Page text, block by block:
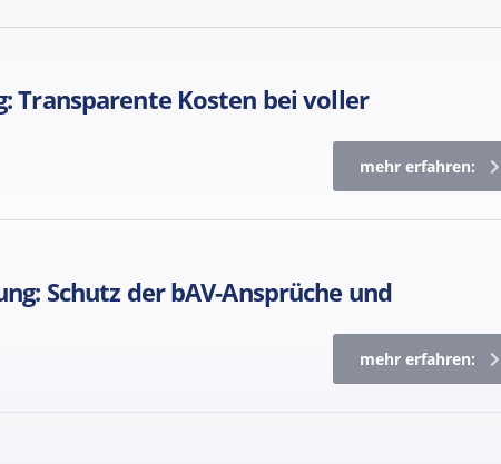
Transparente Kosten bei voller
mehr erfahren:
Schutz der bAV-Ansprüche und
mehr erfahren: